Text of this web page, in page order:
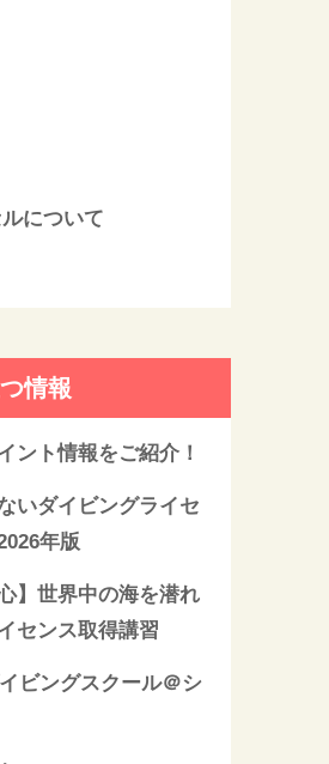
について
情報
ント情報をご紹介！
いダイビングライセ
年版
】世界中の海を潜れ
センス取得講習
ビングスクール＠シ